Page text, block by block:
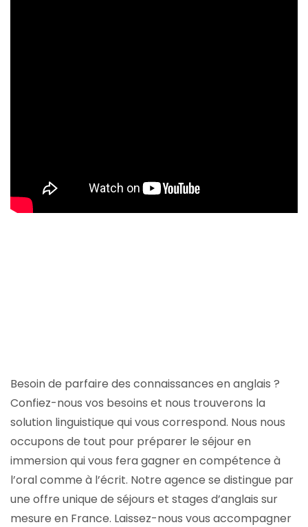
Besoin de parfaire des connaissances en anglais ?
Confiez-nous vos besoins et nous trouverons la
solution linguistique qui vous correspond. Nous nous
occupons de tout pour préparer le séjour en
immersion qui vous fera gagner en compétence à
l’oral comme à l’écrit. Notre agence se distingue par
une offre unique de séjours et stages d’anglais sur
mesure en France. Laissez-nous vous accompagner